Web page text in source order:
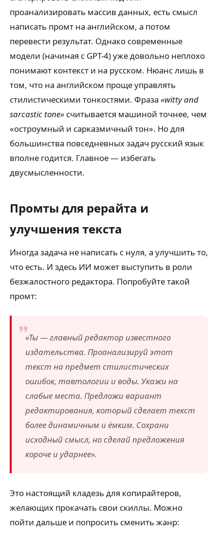
проанализировать массив данных, есть смысл
написать промт на английском, а потом
перевести результат. Однако современные
модели (начиная с GPT-4) уже довольно неплохо
понимают контекст и на русском. Нюанс лишь в
том, что на английском проще управлять
стилистическими тонкостями. Фраза «witty and
sarcastic tone» считывается машиной точнее, чем
«остроумный и сарказмичный тон». Но для
большинства повседневных задач русский язык
вполне годится. Главное — избегать
двусмысленности.
Промты для рерайта и
улучшения текста
Иногда задача не написать с нуля, а улучшить то,
что есть. И здесь ИИ может выступить в роли
безжалостного редактора. Попробуйте такой
промт:
«Ты — главный редактор известного
издательства. Проанализируй этот
текст на предмет стилистических
ошибок, тавтологии и воды. Укажи на
слабые места. Предложи вариант
редактирования, который сделает текст
более динамичным и ёмким. Сохрани
исходный смысл, но сделай предложения
короче и ударнее».
Это настоящий кладезь для копирайтеров,
желающих прокачать свои скиллы. Можно
пойти дальше и попросить сменить жанр: